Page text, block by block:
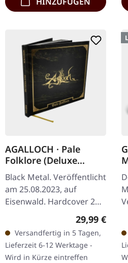
AGALLOCH · Pale
Folklore (Deluxe
Edition) | HARDCOVER
2CD BOOK
Black Metal. Veröffentlicht
am 25.08.2023, auf
Eisenwald. Hardcover 2CD
veredeltem Cover, 54
Seiten mit Informationen,
Bildern,…
Regulärer
29,99 €
Versandfertig in 5 Tagen,
Lieferzeit 6-12 Werktage -
Wird in Kürze eintreffen